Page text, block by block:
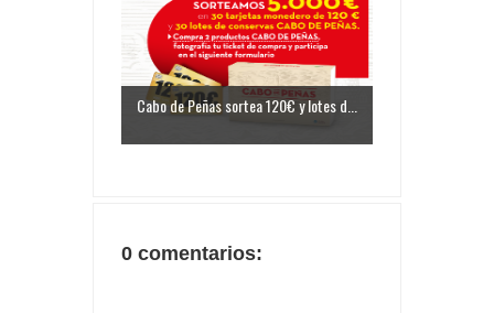
Cabo de Peñas sortea 120€ y lotes d...
0 comentarios: